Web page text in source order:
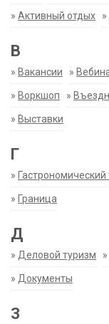
» Активный отдых »
В
» Вакансии »
» Воркшоп »
» Выставки
Г
» Гастрономический
» Граница
Д
» Деловой туризм »
» Документы
З